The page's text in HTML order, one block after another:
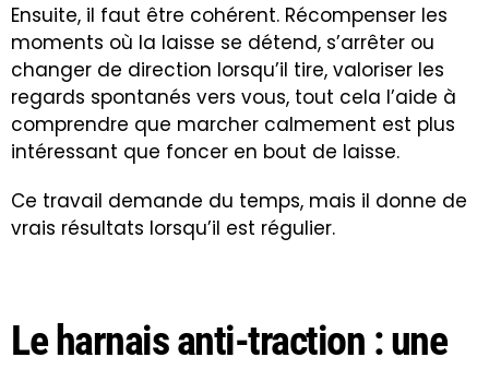
Ensuite, il faut être cohérent. Récompenser les
moments où la laisse se détend, s’arrêter ou
changer de direction lorsqu’il tire, valoriser les
regards spontanés vers vous, tout cela l’aide à
comprendre que marcher calmement est plus
intéressant que foncer en bout de laisse.
Ce travail demande du temps, mais il donne de
vrais résultats lorsqu’il est régulier.
Le harnais anti-traction : une